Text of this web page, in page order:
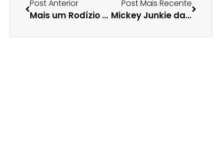
Post Anterior
Mais um Rodízio em Guarapari…
Post Mais Recente
Mickey Junkie dançando Créu